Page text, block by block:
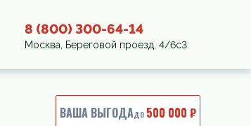
8 (800) 300-64-14
Москва, Береговой проезд, 4/6с3
ВАША ВЫГОДАдо500 000 ₽